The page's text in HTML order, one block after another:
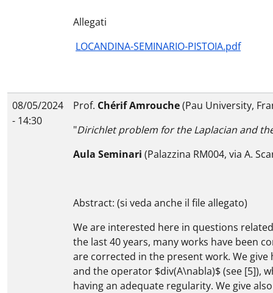
Allegati
LOCANDINA-SEMINARIO-PISTOIA.pdf
08/05/2024
- 14:30
Prof. Chérif Amrouche(Pau University,
"Dirichlet problem for the Laplacian and
Aula Seminari (Palazzina RM004, via A.
Abstract: (si veda anche il file allegato)
We are interested here in questions
the last 40 years, many works have been
are corrected in the present work. We
and the operator $div(A\nabla)$ (see [5]),
having an adequate regularity. We give